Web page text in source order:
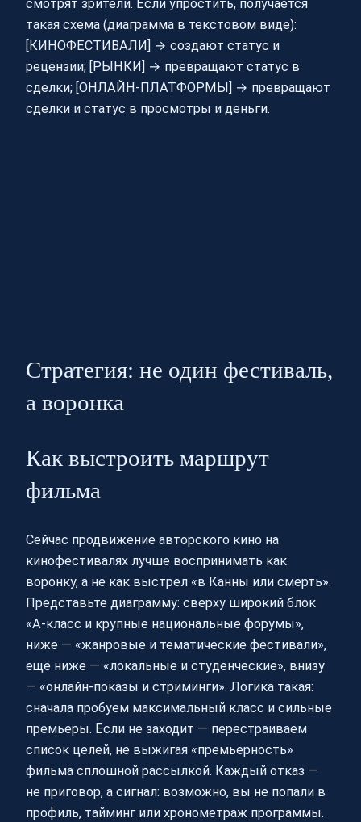
смотрят зрители. Если упростить, получается
такая схема (диаграмма в текстовом виде):
[КИНОФЕСТИВАЛИ] → создают статус и
рецензии; [РЫНКИ] → превращают статус в
сделки; [ОНЛАЙН-ПЛАТФОРМЫ] → превращают
сделки и статус в просмотры и деньги.
Стратегия: не один фестиваль,
а воронка
Как выстроить маршрут
фильма
Сейчас продвижение авторского кино на
кинофестивалях лучше воспринимать как
воронку, а не как выстрел «в Канны или смерть».
Представьте диаграмму: сверху широкий блок
«А-класс и крупные национальные форумы»,
ниже — «жанровые и тематические фестивали»,
ещё ниже — «локальные и студенческие», внизу
— «онлайн-показы и стриминги». Логика такая:
сначала пробуем максимальный класс и сильные
премьеры. Если не заходит — перестраиваем
список целей, не выжигая «премьерность»
фильма сплошной рассылкой. Каждый отказ —
не приговор, а сигнал: возможно, вы не попали в
профиль, тайминг или хронометраж программы.